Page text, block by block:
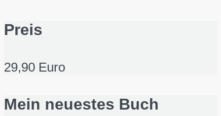
Preis
29,90 Euro
Mein neuestes Buch